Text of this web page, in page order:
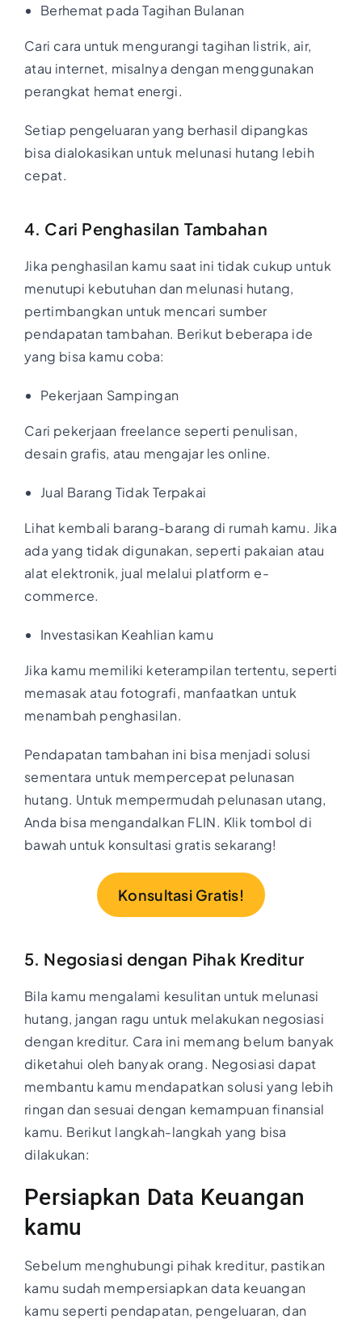
Berhemat pada Tagihan Bulanan
Cari cara untuk mengurangi tagihan listrik, air,
atau internet, misalnya dengan menggunakan
perangkat hemat energi.
Setiap pengeluaran yang berhasil dipangkas
bisa dialokasikan untuk melunasi hutang lebih
cepat.
4. Cari Penghasilan Tambahan
Jika penghasilan kamu saat ini tidak cukup untuk
menutupi kebutuhan dan melunasi hutang,
pertimbangkan untuk mencari sumber
pendapatan tambahan. Berikut beberapa ide
yang bisa kamu coba:
Pekerjaan Sampingan
Cari pekerjaan freelance seperti penulisan,
desain grafis, atau mengajar les online.
Jual Barang Tidak Terpakai
Lihat kembali barang-barang di rumah kamu. Jika
ada yang tidak digunakan, seperti pakaian atau
alat elektronik, jual melalui platform e-
commerce.
Investasikan Keahlian kamu
Jika kamu memiliki keterampilan tertentu, seperti
memasak atau fotografi, manfaatkan untuk
menambah penghasilan.
Pendapatan tambahan ini bisa menjadi solusi
sementara untuk mempercepat pelunasan
hutang. Untuk mempermudah pelunasan utang,
Anda bisa mengandalkan FLIN. Klik tombol di
bawah untuk konsultasi gratis sekarang!
Konsultasi Gratis!
5. Negosiasi dengan Pihak Kreditur
Bila kamu mengalami kesulitan untuk melunasi
hutang, jangan ragu untuk melakukan negosiasi
dengan kreditur. Cara ini memang belum banyak
diketahui oleh banyak orang. Negosiasi dapat
membantu kamu mendapatkan solusi yang lebih
ringan dan sesuai dengan kemampuan finansial
kamu. Berikut langkah-langkah yang bisa
dilakukan:
Persiapkan Data Keuangan
kamu
Sebelum menghubungi pihak kreditur, pastikan
kamu sudah mempersiapkan data keuangan
kamu seperti pendapatan, pengeluaran, dan